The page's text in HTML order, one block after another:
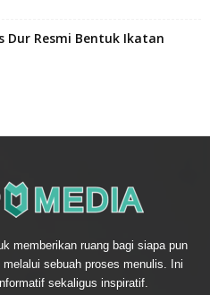
Dur Resmi Bentuk Ikatan
memberikan ruang bagi siapa pun
sebuah proses menulis. Ini
sekaligus inspiratif.